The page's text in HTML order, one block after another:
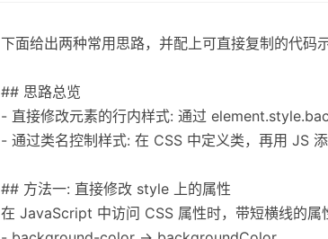
下面给出两种常用思路，并配上可直接复制的代码示
## 思路总览
- 直接修改元素的行内样式: 通过
- 通过类名控制样式: 在 CSS 中定义类，再用 JS
## 方法一: 直接修改 style 上的属性
在 JavaScript 中访问 CSS 属性时，带短横线的属